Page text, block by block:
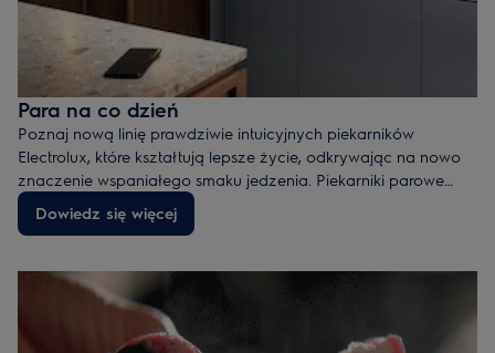
Para na co dzień
Poznaj nową linię prawdziwie intuicyjnych piekarników
Electrolux, które kształtują lepsze życie, odkrywając na nowo
znaczenie wspaniałego smaku jedzenia. Piekarniki parowe
pozwolą Ci rozkoszować się doskonałym smakiem i
konsystencją ulubionych dań, a dzięki gotowaniu
doskonałych efektów pieczenia za każdym razem.
Dowiedz się więcej